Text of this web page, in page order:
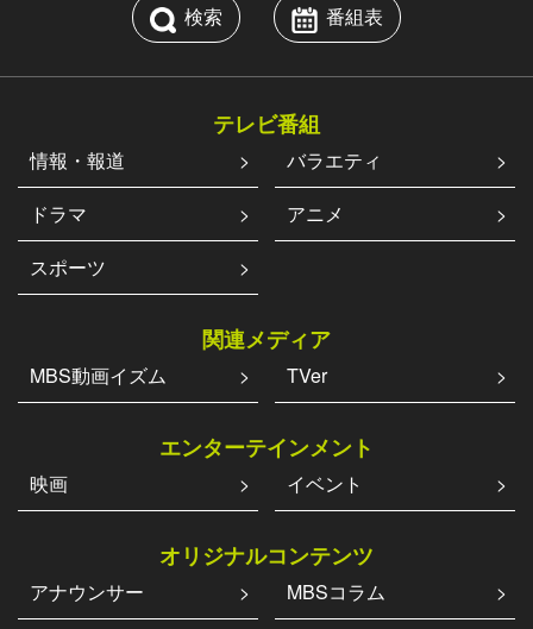
検索 番組表
テレビ番組
情報・報道
バラエティ
ドラマ
アニメ
スポーツ
関連メディア
MBS動画イズム TVer
エンターテインメント
映画 イベント
オリジナルコンテンツ
アナウンサー MBSコラム